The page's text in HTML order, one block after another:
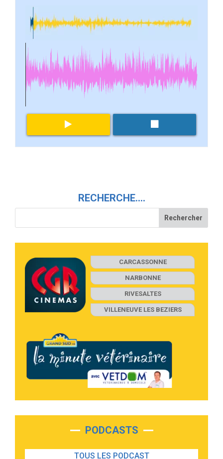
RECHERCHE….
CARCASSONNE
NARBONNE
RIVESALTES
VILLENEUVE LES BEZIERS
PODCASTS
TOUS LES PODCAST